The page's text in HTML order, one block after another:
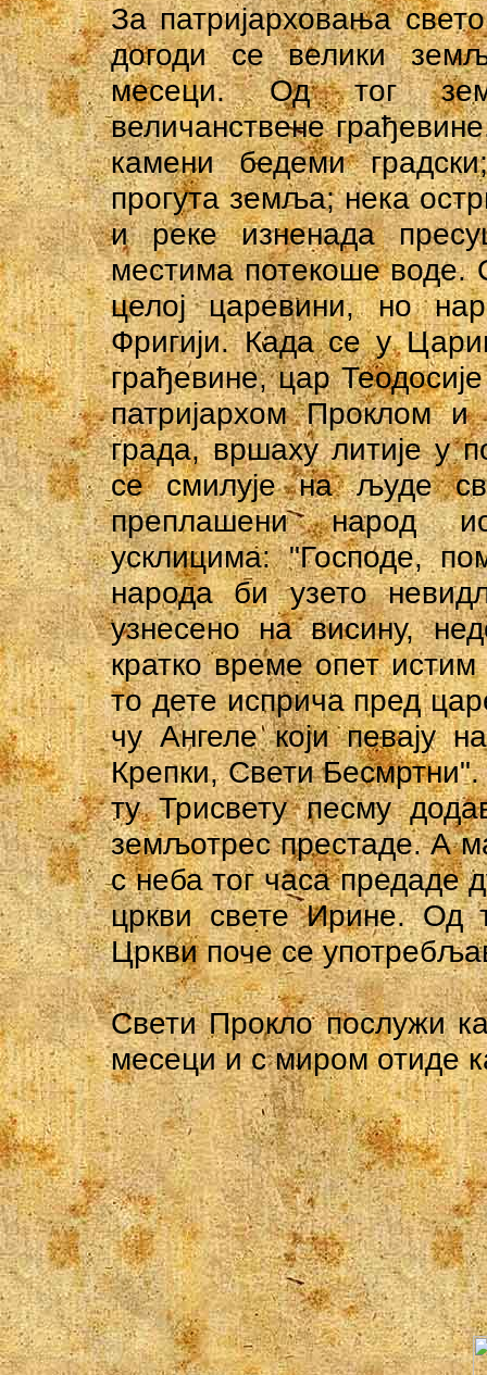
За патријарховања
догоди се велики
месеци. Од тог
величанствене
камени бедеми
прогута земља; нека
и реке изненада
местима потекоше воде.
целој царевини, но
Фригији. Када се у
грађевине, цар
патријархом Проклом
града, вршаху литије у
се смилује на људе
преплашени народ
усклицима: "Господе,
народа би узето
узнесено на висину,
кратко време опет
то дете исприча пред
чу Ангеле који певају
Крепки, Свети
ту Трисвету песму
земљотрес престаде. А
с неба тог часа предаде
цркви свете Ирине. Од
Цркви поче се
Свети Прокло послужи
месеци и с миром отиде